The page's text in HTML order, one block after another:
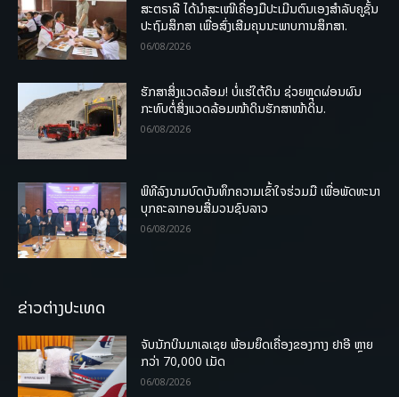
ສະຕຣາລີ ໄດ້ນຳສະເໜີເຄື່ອງມືປະເມີນຕົນເອງສຳລັບຄູຊັ້ນ
ປະຖົມສຶກສາ ເພື່ອສົ່ງເສີມຄຸນນະພາບການສຶກສາ.
06/08/2026
ຮັກສາສິ່ງແວດລ້ອມ! ບໍ່ແຮ່ໃຕ້ດິນ ຊ່ວຍຫຼຸດຜ່ອນຜົນ
ກະທົບຕໍ່ສິ່ງແວດລ້ອມໜ້າດິນຮັກສາໜ້າດິນ.
06/08/2026
ພິທີລົງນາມບົດບັນທຶກຄວາມເຂົ້າໃຈຮ່ວມມື ເພື່ອພັດທະນາ
ບຸກຄະລາກອນສື່ມວນຊົນລາວ
06/08/2026
ຂ່າວຕ່າງປະເທດ
ຈັບນັກບິນມາເລເຊຍ ພ້ອມຍຶດເຄື່ອງຂອງກາງ ຢາອີ ຫຼາຍ
ກວ່າ 70,000 ເມັດ
06/08/2026